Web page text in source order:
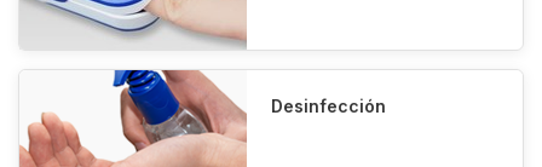
Desinfección